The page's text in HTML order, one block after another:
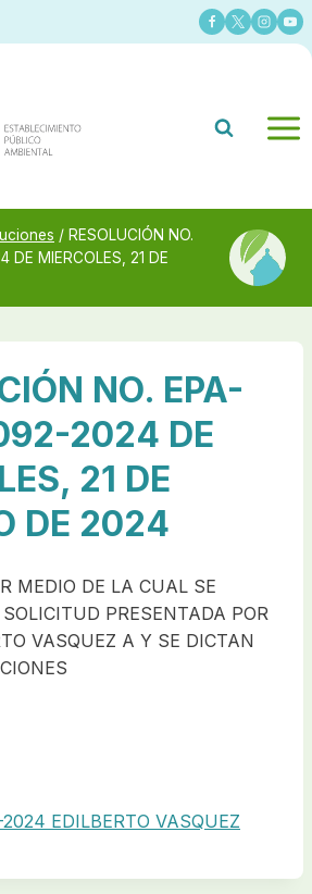
/ RESOLUCIÓN NO.
MIERCOLES, 21 DE
NO. EPA-
2024 DE
21 DE
DE 2024
MEDIO DE LA CUAL SE
PRESENTADA POR
VASQUEZ A Y SE DICTAN
EDILBERTO VASQUEZ